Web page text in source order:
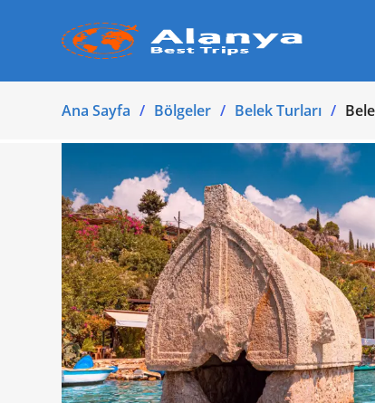
Ana Sayfa Bölgeler Belek Turları